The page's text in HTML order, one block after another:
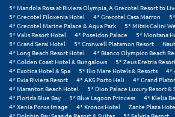
Λουτρά Πόζαρ
Λουτρά Υπάτης
Λουτράκι
Λούτσα
Μ
5* Mandola Rosa at Riviera Olympia, A Grecotel Resort to
5* Grecotel Filoxenia Hotel
4* Grecotel Casa Marron
4* Grecotel Marine Palace & Aqua Park
5* Mitsis Galini
5* Valis Resort Hotel
4* Poseidon Palace
5* Montana
5* Grand Serai Hotel
5* Cronwell Platamon Resort
4* Long Beach Resort Hotel
4* Bianco Olympico Beach
4* Golden Coast Hotel & Bungalows
5* Zeus Eretria
4* Exotica Hotel & Spa
5* Ilio Mare Hotels & Resorts
4*
4* Evia Riviera Resort
4* AKS Porto Heli
4* Grand
4* Maranton Beach Hotel
5* Dion Palace Luxury Resort &
4* Florida Blue Bay
5* Blue Lagoon Princess
4* Klelia
4* Xenia Poros Image
4* Kronos Hotel
Zante Plaza